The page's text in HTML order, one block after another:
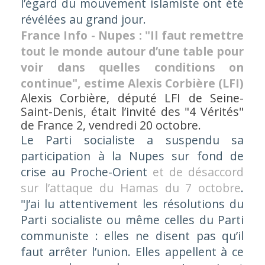
l’égard du mouvement islamiste ont été
révélées au grand jour.
France Info - Nupes : "Il faut remettre
tout le monde autour d’une table pour
voir dans quelles conditions on
continue", estime Alexis Corbière (LFI)
Alexis Corbière, député LFI de Seine-
Saint-Denis, était l’invité des "4 Vérités"
de France 2, vendredi 20 octobre.
Le Parti socialiste a suspendu sa
participation à la Nupes sur fond de
crise au Proche-Orient et de désaccord
sur l’attaque du Hamas du 7 octobre.
"J’ai lu attentivement les résolutions du
Parti socialiste ou même celles du Parti
communiste : elles ne disent pas qu’il
faut arrêter l’union. Elles appellent à ce